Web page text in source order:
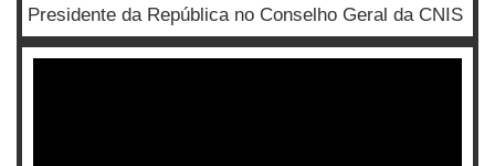
Presidente da República no Conselho Geral da CNIS